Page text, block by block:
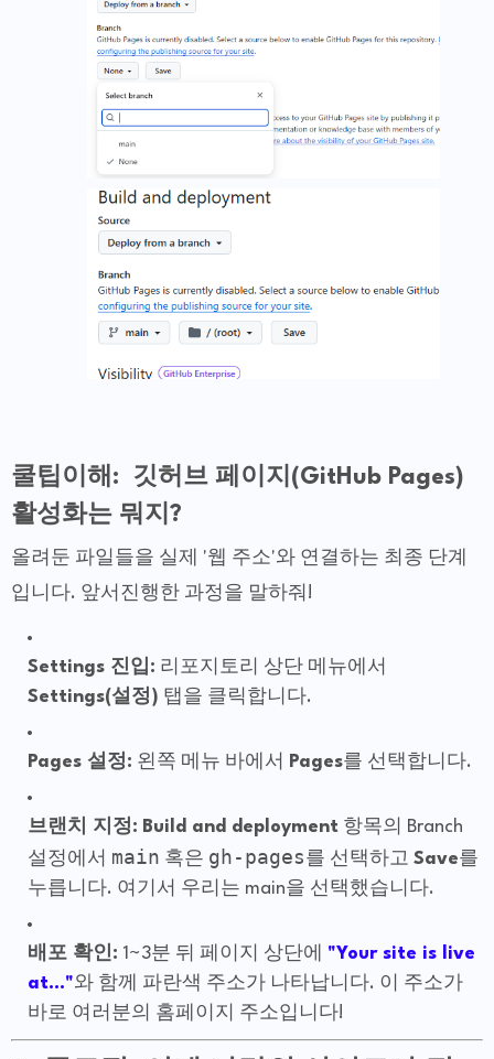
쿨팁이해: 깃허브 페이지(GitHub Pages)
활성화는 뭐지?
올려둔 파일들을 실제 '웹 주소'와 연결하는 최종 단계
입니다. 앞서진행한 과정을 말하줘!
Settings 진입: 리포지토리 상단 메뉴에서
Settings(설정) 탭을 클릭합니다.
Pages 설정: 왼쪽 메뉴 바에서 Pages를 선택합니다.
브랜치 지정: Build and deployment 항목의 Branch
설정에서 main 혹은 gh-pages를 선택하고 Save를
누릅니다. 여기서 우리는 main을 선택했습니다.
배포 확인: 1~3분 뒤 페이지 상단에 "Your site is live
at..."와 함께 파란색 주소가 나타납니다. 이 주소가
바로 여러분의 홈페이지 주소입니다!